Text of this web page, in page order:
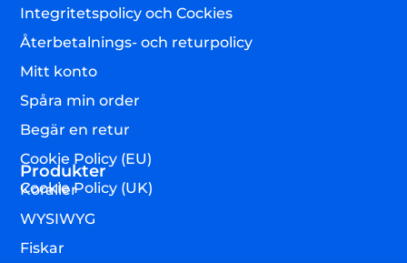
Integritetspolicy och Cockies
Återbetalnings- och returpolicy
Mitt konto
Spåra min order
Begär en retur
Cookie Policy (EU)
Cookie Policy (UK)
Produkter
Koraller
WYSIWYG
Fiskar